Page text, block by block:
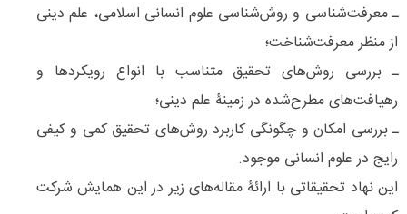
ـ معرفت‌شناسی و روش‌شناسی علوم انسانی اسلامی، علم دینی
از منظر معرفت‌شناخت؛
ـ بررسی روش‌های تحقیق متناسب با انواع رویکردها و
رهیافت‌های مطرح‌شده در زمینۀ علم دینی؛
ـ بررسی امکان و چگونگی کاربرد روش‌های تحقیق کمی و کیفی
رایج در علوم انسانی موجود.
این نهاد تحقیقاتی با ارائۀ مقاله‌های زیر در این همایش شرکت